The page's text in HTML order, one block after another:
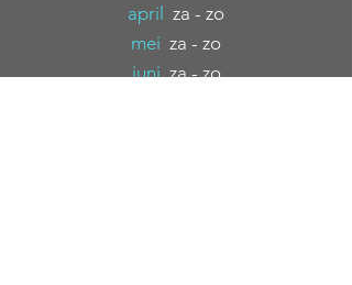
april za - zo
mei za - zo
juniza - zo